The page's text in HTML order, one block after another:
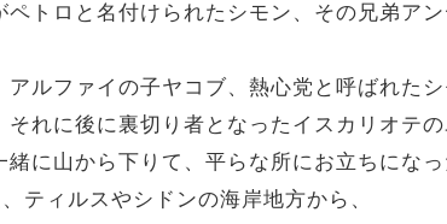
トロと名付けられたシモン、その兄弟ア
ルファイの子ヤコブ、熱心党と呼ばれたシ
れに後に裏切り者となったイスカリオテの
に山から下りて、平らな所にお立ちにな
ティルスやシドンの海岸地方から、